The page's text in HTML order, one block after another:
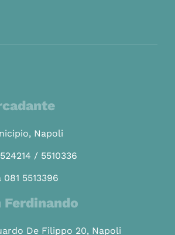
Napoli
/ 5510336
5513396
Ferdinando
De Filippo 20, Napoli